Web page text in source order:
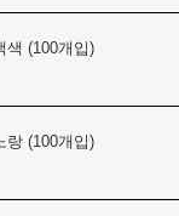
색 (100개입)
랑 (100개입)